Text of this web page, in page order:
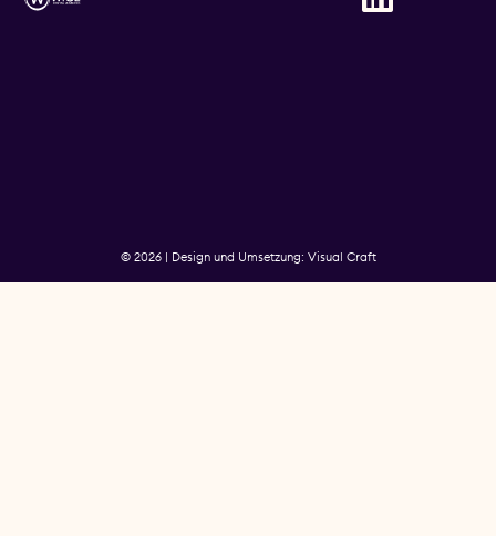
© 2026 | Design und Umsetzung: Visual Craft